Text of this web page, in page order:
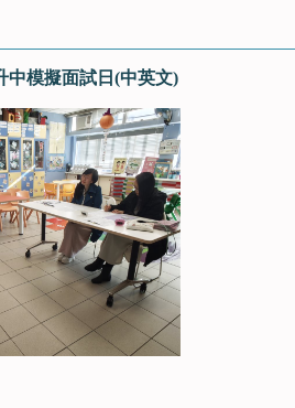
中模擬面試日(中英文)